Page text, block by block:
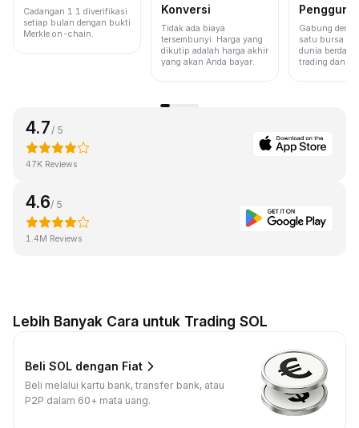
Cadangan 1:1 diverifikasi
setiap bulan dengan bukti
Merkle on-chain.
Konversi
Tidak ada biaya
tersembunyi. Harga yang
dikutip adalah harga akhir
yang akan Anda bayar.
Pengguna
Gabung
satu bursa
dunia
trading dan
4.7 / 5
47K Reviews
4.6/ 5
1.4M Reviews
Lebih Banyak Cara untuk Trading SOL
Beli SOL dengan Fiat
Beli melalui kartu bank, transfer bank, atau
P2P dalam 60+ mata uang.